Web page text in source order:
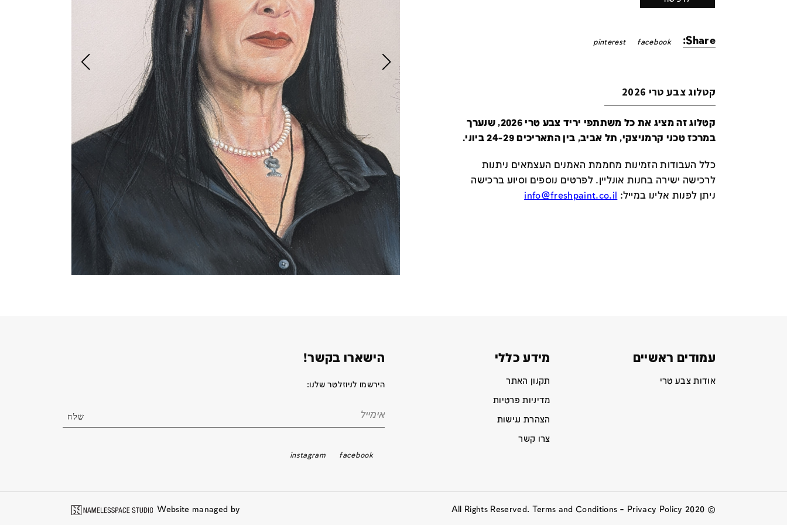
Share:
facebook
pinterest
קטלוג צבע טרי 2026
קטלוג זה מציג את כל משתתפי יריד צבע טרי 2026, שנערך
במרכז טכני קרמניצקי, תל אביב, בין התאריכים 24-29 ביוני.
כלל העבודות הזמינות מחממת האמנים העצמאים ניתנות
לרכישה ישירה בחנות אונליין.לפרטים נוספים וסיוע ברכישה
ניתן לפנות אלינו במייל:
info@freshpaint.co.il
עמודים ראשיים
אודות צבע טרי
מידע כללי
תקנון האתר
מדיניות פרטיות
הצהרת נגישות
צרו קשר
הישארו בקשר!
הירשמו לניוזלטר שלנו:
facebook
instagram
© 2020 All Rights Reserved. Terms and Conditions –
Privacy Policy
Website managed by